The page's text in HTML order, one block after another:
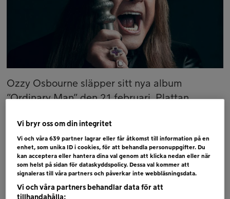
Ozzy Osbourne släpper sitt nya album
”Ordinary Man” den 21 februari. Plattan
och med på skivan medverkar Slash & Duff
McKagan (GNR), Chad Smith (Red Hot Chili
Peppers), Elton John mfl.
Nu har du chansen att vinna gästlisteplatser till
förhandslyssningspartyt i Stockholm den 20
Vi bryr oss om din integritet
Vi och våra639 partner lagrar eller får åtkomst till information på en
enhet, som unika ID i cookies, för att behandla personuppgifter. Du
kan acceptera eller hantera dina val genom att klicka nedan eller när
som helst på sidan för dataskyddspolicy. Dessa val kommer att
signaleras till våra partners och påverkar inte webbläsningsdata.
Vi och våra partners behandlar data för att